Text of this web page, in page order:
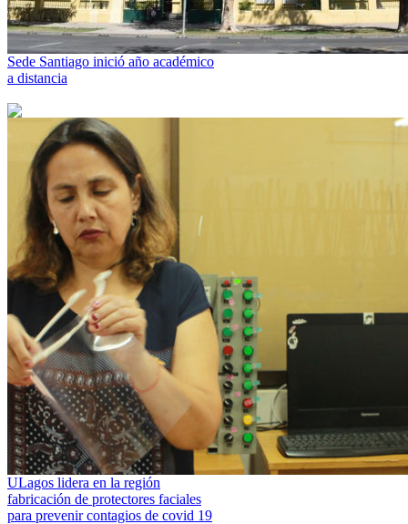
Sede Santiago inició año académico
a distancia
ULagos lidera en la región
fabricación de protectores faciales
para prevenir contagios de covid 19